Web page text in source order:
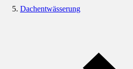
Dachentwässerung